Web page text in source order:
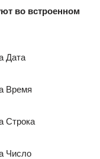
во встроенном
Дата
Время
Строка
Число